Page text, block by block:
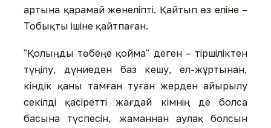
артына қарамай жөнеліпті. Қайтып өз еліне –
Тобықты ішіне қайтпаған.
"Қолыңды төбеңе қойма" деген – тіршіліктен
түңілу, дүниеден баз кешу, ел-жұртынан,
кіндік қаны тамған туған жерден айырылу
секілді қасіретті жағдай кімнің де болса
басына түспесін, жаманнан аулақ болсын